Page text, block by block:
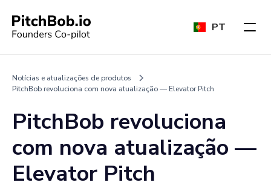
PT
Notícias e atualizações de produtos
PitchBob revoluciona com nova atualização — Elevator Pitch
PitchBob revoluciona
com nova atualização —
Elevator Pitch